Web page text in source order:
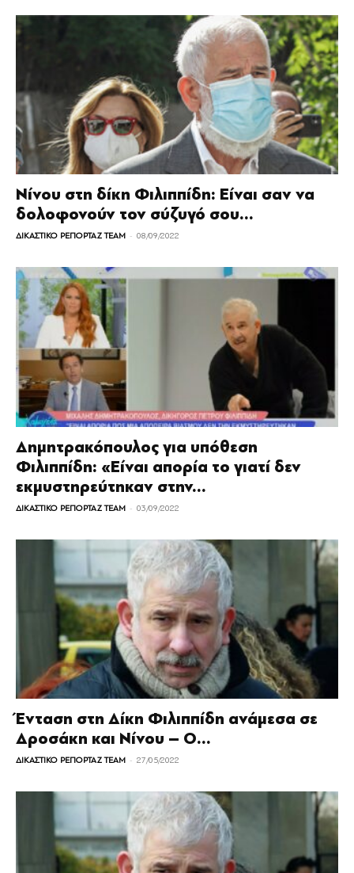
Νίνου στη δίκη Φιλιππίδη: Είναι σαν να
δολοφονούν τον σύζυγό σου...
ΔΙΚΑΣΤΙΚΟ ΡΕΠΟΡΤΑΖ TEAM - 08/09/2022
Δημητρακόπουλος για υπόθεση
Φιλιππίδη: «Είναι απορία το γιατί δεν
εκμυστηρεύτηκαν στην...
ΔΙΚΑΣΤΙΚΟ ΡΕΠΟΡΤΑΖ TEAM - 03/09/2022
Ένταση στη Δίκη Φιλιππίδη ανάμεσα σε
Δροσάκη και Νίνου – Ο...
ΔΙΚΑΣΤΙΚΟ ΡΕΠΟΡΤΑΖ TEAM - 27/05/2022